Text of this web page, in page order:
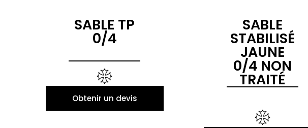
SABLE TP
0/4
Obtenir un devis
SABLE
STABILISÉ
JAUNE
0/4 NON
TRAITÉ